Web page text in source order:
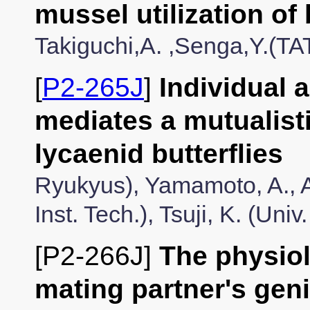
mussel utilization of
Takiguchi,A.
[P2-265J] Individual
mediates a
lycaenid butterflies
Ryukyus), Yamamoto, A.,
Inst. Tech.), Tsuji, K.
[P2-266J] The
mating partner's